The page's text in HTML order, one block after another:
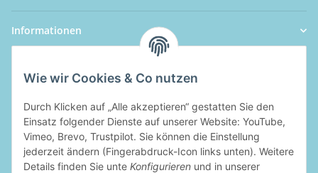
Informationen
Wie wir Cookies & Co nutzen
Durch Klicken auf „Alle akzeptieren“ gestatten Sie den
Einsatz folgender Dienste auf unserer Website: YouTube,
Vimeo, Brevo, Trustpilot. Sie können die Einstellung
jederzeit ändern (Fingerabdruck-Icon links unten). Weitere
Details finden Sie unte Konfigurieren und in unserer